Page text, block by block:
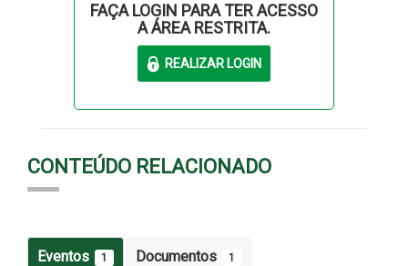
FAÇA LOGIN PARA TER ACESSO
A ÁREA RESTRITA.
CONTEÚDO RELACIONADO
Eventos 1 Documentos 1